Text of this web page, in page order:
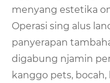
menyang estetika
Operasi sing alus
panyerapan
digabung njamin
kanggo pets, bocah,